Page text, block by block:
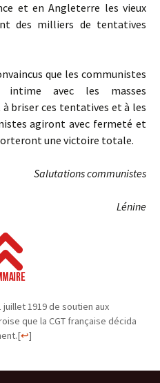
et en Angleterre les vieux
des milliers de tentatives
que les communistes
avec les masses
briser ces tentatives et à les
agiront avec fermeté et
une victoire totale.
Salutations communistes
Lénine
1919 de soutien aux
que la CGT française décida
[↩]